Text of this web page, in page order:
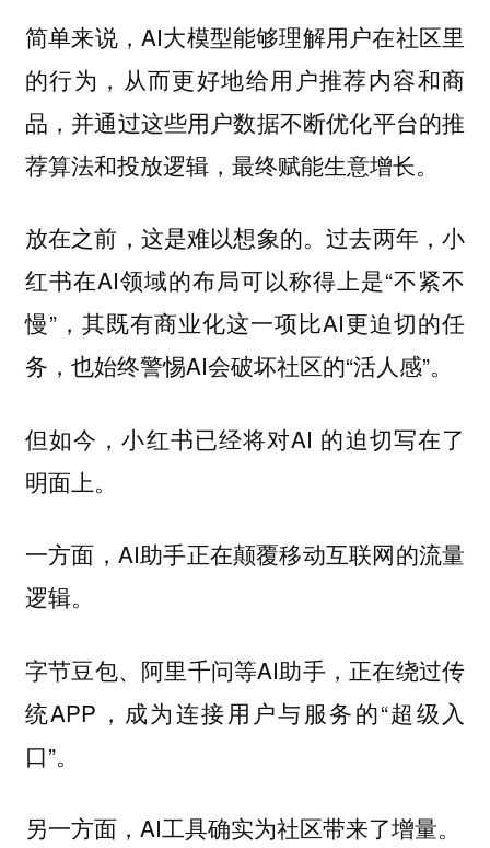
简单来说，AI大模型能够理解用户在社区里
的行为，从而更好地给用户推荐内容和商
品，并通过这些用户数据不断优化平台的推
荐算法和投放逻辑，最终赋能生意增长。
放在之前，这是难以想象的。过去两年，小
红书在AI领域的布局可以称得上是“不紧不
慢”，其既有商业化这一项比AI更迫切的任
务，也始终警惕AI会破坏社区的“活人感”。
但如今，小红书已经将对AI 的迫切写在了
明面上。
一方面，AI助手正在颠覆移动互联网的流量
逻辑。
字节豆包、阿里千问等AI助手，正在绕过传
统APP，成为连接用户与服务的“超级入
口”。
另一方面，AI工具确实为社区带来了增量。